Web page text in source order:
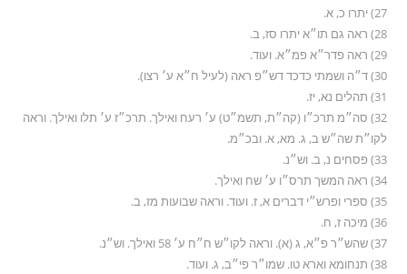
27) יתרו כ, א.
28) ראה גם תו״א יתרו סז, ב.
29) ראה פדר״א פמ״א. ועוד.
30) ד״ה ושמתי כדכד דש״פ ראה (לעיל ח״א ע׳ רצו).
31) תהלים נא, יז.
32) סה״מ תרכ״ו (קה״ת, תשמ״ט) ע׳ רעח ואילך. תרכ״ז ע׳ תלו ואילך. וראה
לקו״ת שה״ש ב, ג. מא, א. ובכ״מ.
33) פסחים נ, ב. וש״נ.
34) ראה המשך תרס״ו ע׳ שח ואילך.
35) ספרי ופרש״י דברים א, ז. ועוד. וראה שבועות מז, ב.
36) מיכה ז, ח.
37) שהש״ר פ״א, ג (א). וראה לקו״ש ח״ח ע׳ 58 ואילך. וש״נ.
38) תנחומא וארא טו. שמו״ר פי״ב, ג. ועוד.